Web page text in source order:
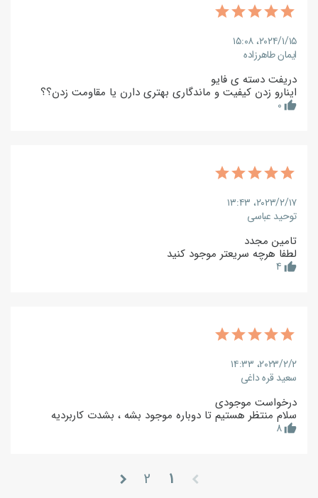
۲۰۲۴/۱/۱۵،‏ ۱۵:۰۸
ایمان طاهرزاده
دریفت دسته ی فایو
اینارو زدن کیفیت و ماندگاری بهتری دارن یا مقاومت زدن؟؟
thumb_up
0
۲۰۲۳/۲/۱۷،‏ ۱۳:۴۳
توحید عباسی
تامین مجدد
لطفا هرچه سریعتر موجود کنید
thumb_up
4
۲۰۲۳/۲/۲،‏ ۱۴:۳۳
سعید قره داغی
درخواست موجودی
سلام منتظر هستیم تا دوباره موجود بشه ، بشدت کاربردیه
thumb_up
8
chevron_left
1
2
chevron_right